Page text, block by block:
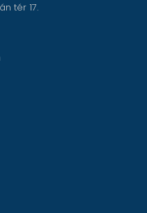
tér 17.